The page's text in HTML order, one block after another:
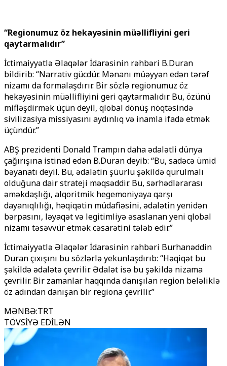
“Regionumuz öz hekayəsinin müəllifliyini geri
qaytarmalıdır”
İctimaiyyətlə Əlaqələr İdarəsinin rəhbəri B.Duran
bildirib: “Narrativ gücdür. Mənanı müəyyən edən tərəf
nizamı da formalaşdırır. Bir sözlə regionumuz öz
hekayəsinin müəllifliyini geri qaytarmalıdır. Bu, özünü
mifləşdirmək üçün deyil, qlobal dönüş nöqtəsində
sivilizasiya missiyasını aydınlıq və inamla ifadə etmək
üçündür.”
ABŞ prezidenti Donald Trampın daha ədalətli dünya
çağırışına istinad edən B.Duran deyib: “Bu, sadəcə ümid
bəyanatı deyil. Bu, ədalətin şüurlu şəkildə qurulmalı
olduğuna dair strateji məqsəddir. Bu, sərhədlərarası
əməkdaşlığı, alqoritmik hegemoniyaya qarşı
dayanıqlılığı, həqiqətin müdafiəsini, ədalətin yenidən
bərpasını, ləyaqət və legitimliyə əsaslanan yeni qlobal
nizamı təsəvvür etmək cəsarətini tələb edir.”
İctimaiyyətlə Əlaqələr İdarəsinin rəhbəri Burhanəddin
Duran çıxışını bu sözlərlə yekunlaşdırıb: “Həqiqət bu
şəkildə ədalətə çevrilir. Ədalət isə bu şəkildə nizama
çevrilir. Bir zamanlar haqqında danışılan region beləliklə
öz adından danışan bir regiona çevrilir.”
MƏNBƏ:TRT
TÖVSİYƏ EDİLƏN